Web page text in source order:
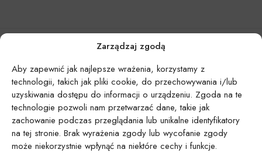
Zarządzaj zgodą
Aby zapewnić jak najlepsze wrażenia, korzystamy z
technologii, takich jak pliki cookie, do przechowywania i/lub
uzyskiwania dostępu do informacji o urządzeniu. Zgoda na te
technologie pozwoli nam przetwarzać dane, takie jak
zachowanie podczas przeglądania lub unikalne identyfikatory
na tej stronie. Brak wyrażenia zgody lub wycofanie zgody
może niekorzystnie wpłynąć na niektóre cechy i funkcje.